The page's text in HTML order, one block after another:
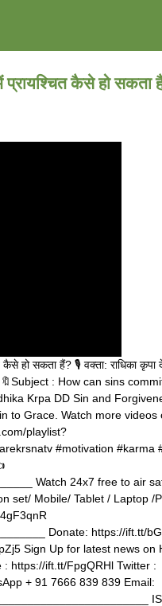
प्रायश्चित कैसे हो सकता
हो सकता हैं? 🎙️ वक्ता: राधिका कृपा
🔖Subject : How can sins
Krpa DD Sin and
to Grace. Watch more videos
playlist?
#motivation #karma
Watch 24x7 free to air
set/ Mobile/ Tablet / Laptop /
Donate: https://ift.tt/
Sign Up for latest news on
https://ift.tt/FpgQRHl Twitter :
+ 91 7666 839 839 Email: